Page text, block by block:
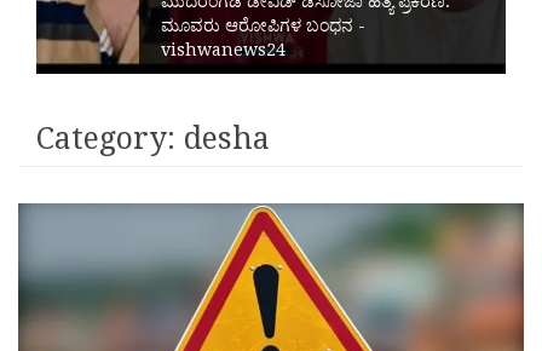
ಮೂವರು ಆರೋಪಿಗಳ ಬಂಧನ -
vishwanews24
Category: desha